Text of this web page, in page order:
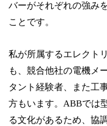
バーがそれぞれの強み
ことです。
私が所属するエレクト
も、競合他社の電機メ
タント経験者、また工
方もいます。ABBでは
る文化があるため、協